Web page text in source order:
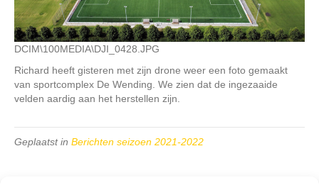
DCIM\100MEDIA\DJI_0428.JPG
Richard heeft gisteren met zijn drone weer een foto gemaakt
van sportcomplex De Wending. We zien dat de ingezaaide
velden aardig aan het herstellen zijn.
Geplaatst in Berichten seizoen 2021-2022